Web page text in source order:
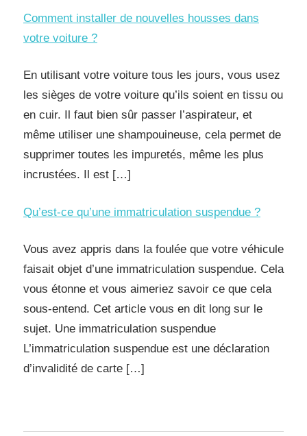
Comment installer de nouvelles housses dans
votre voiture ?
En utilisant votre voiture tous les jours, vous usez
les sièges de votre voiture qu’ils soient en tissu ou
en cuir. Il faut bien sûr passer l’aspirateur, et
même utiliser une shampouineuse, cela permet de
supprimer toutes les impuretés, même les plus
incrustées. Il est […]
Qu’est-ce qu’une immatriculation suspendue ?
Vous avez appris dans la foulée que votre véhicule
faisait objet d’une immatriculation suspendue. Cela
vous étonne et vous aimeriez savoir ce que cela
sous-entend. Cet article vous en dit long sur le
sujet. Une immatriculation suspendue
L’immatriculation suspendue est une déclaration
d’invalidité de carte […]